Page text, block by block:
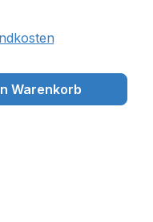
Warenkorb